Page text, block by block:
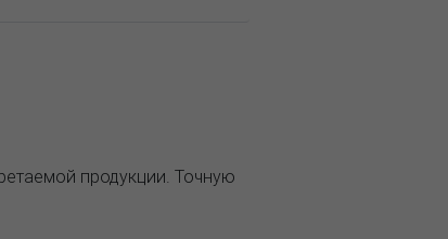
продукции. Точную